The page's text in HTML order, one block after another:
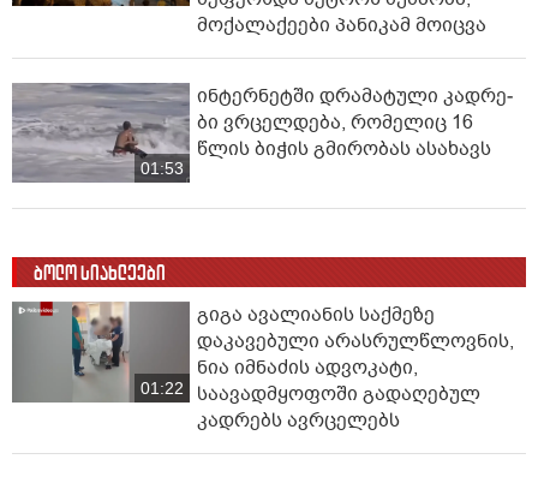
მოქალაქეები პანიკამ მოიცვა
01:53
ინ­ტერ­ნეტ­ში დრა­მა­ტუ­ლი კად­რე­
ბი ვრცელდება, რომელიც 16
წლის ბიჭის გმირობას ასახავს
ბოლო სიახლეები
01:22
გიგა ავალიანის საქმეზე
დაკავებული არასრულწლოვნის,
ნია იმნაძის ადვოკატი,
საავადმყოფოში გადაღებულ
კადრებს ავრცელებს